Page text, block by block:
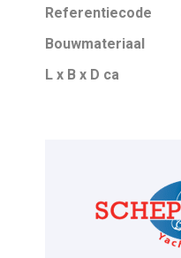
Referentiecode
Bouwmateriaal
L x B x D ca